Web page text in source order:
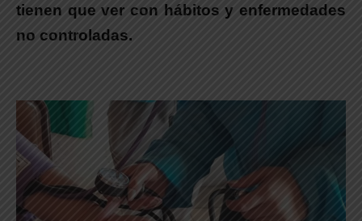
tienen que ver con hábitos y enfermedades
no controladas.